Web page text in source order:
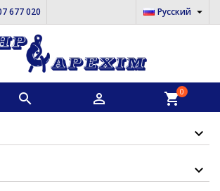
677 020 Русский 
  shopping_cart0